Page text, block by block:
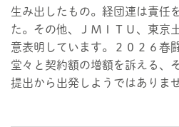
生み出したもの。経団連は責任
た。その他、ＪＭＩＴＵ、東京
意表明しています。２０２６春
堂々と契約額の増額を訴える、
提出から出発しようではありま